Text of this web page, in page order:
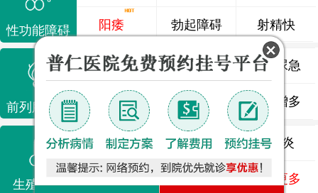
性功能障碍 阳痿 勃起障碍 射精快
前列腺疾病
前列腺炎 前列腺痛 尿频尿急
前列腺增生 排尿不畅 夜尿增多
生殖感染
龟头炎 睾丸炎 尿道炎
了解更多